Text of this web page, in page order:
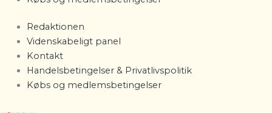
Redaktionen
Videnskabeligt panel
Kontakt
Handelsbetingelser & Privatlivspolitik
Købs og medlemsbetingelser